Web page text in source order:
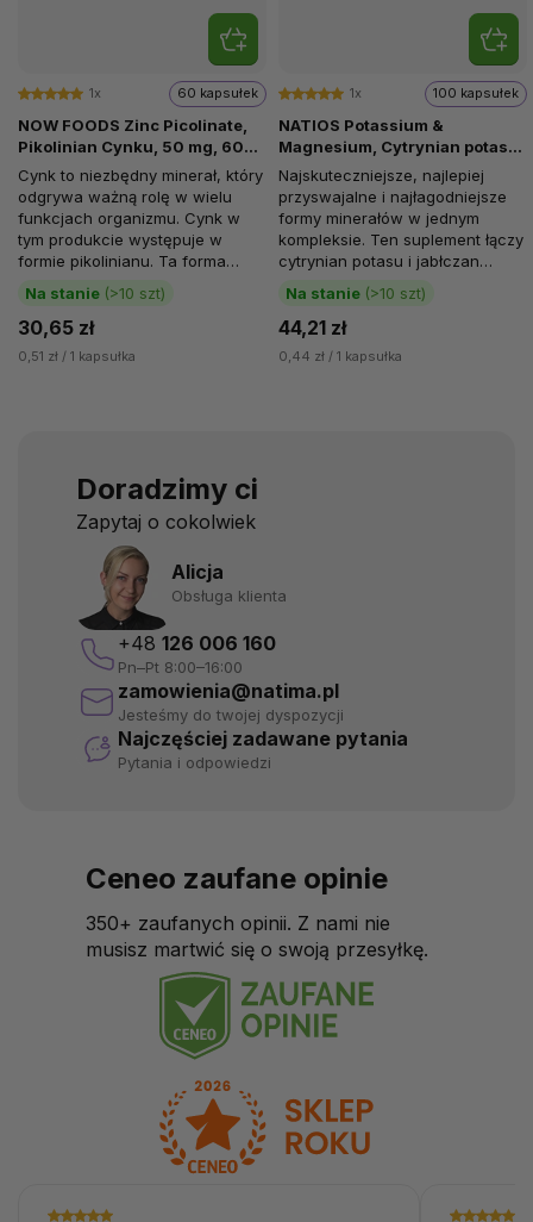
NOW FOODS Zinc Picolinate,
Pikolinian Cynku, 50 mg, 60
kapsułek roślinnych
1x
Na stanie (>10 szt)
60 kapsułek
30,65 zł
0,51 zł / 1 kapsułka
Cynk to niezbędny minerał, który
odgrywa ważną rolę w wielu
funkcjach organizmu. Cynk w
tym produkcie występuje w
formie pikolinianu. Ta forma
cynku jest związana z kwasem...
NATIOS Potassium &
Magnesium, Cytrynian potasu i
jabłczan magnezu, 100
kapsułek wegańskich
1x
Na stanie (>10 szt)
100 kapsułek
44,21 zł
0,44 zł / 1 kapsułka
Najskuteczniejsze, najlepiej
przyswajalne i najłagodniejsze
formy minerałów w jednym
kompleksie. Ten suplement łączy
cytrynian potasu i jabłczan
magnezu, czyli formy...
Doradzimy ci
Zapytaj o cokolwiek
Alicja
Obsługa klienta
+48 126 006 160
Pn–Pt 8:00–16:00
zamowienia@natima.pl
Jesteśmy do twojej dyspozycji
Najczęściej zadawane pytania
Pytania i odpowiedzi
Ceneo zaufane opinie
350+ zaufanych opinii. Z nami nie
musisz martwić się o swoją przesyłkę.